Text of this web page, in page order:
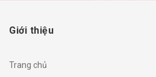
Giới thiệu
Trang chủ